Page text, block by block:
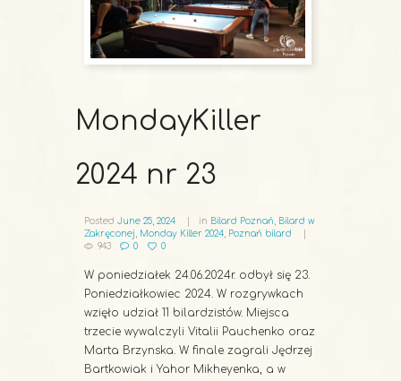
MondayKiller
2024 nr 23
Posted June 25, 2024 in Bilard Poznań
Bilard w
Zakręconej
Monday Killer 2024 Poznań bilard
943
0 0
W poniedziałek 24.06.2024r. odbył się 23.
Poniedziałkowiec 2024. W rozgrywkach
wzięło udział 11 bilardzistów. Miejsca
trzecie wywalczyli Vitalii Pauchenko oraz
Marta Brzynska. W finale zagrali Jędrzej
Bartkowiak i Yahor Mikheyenka, a w